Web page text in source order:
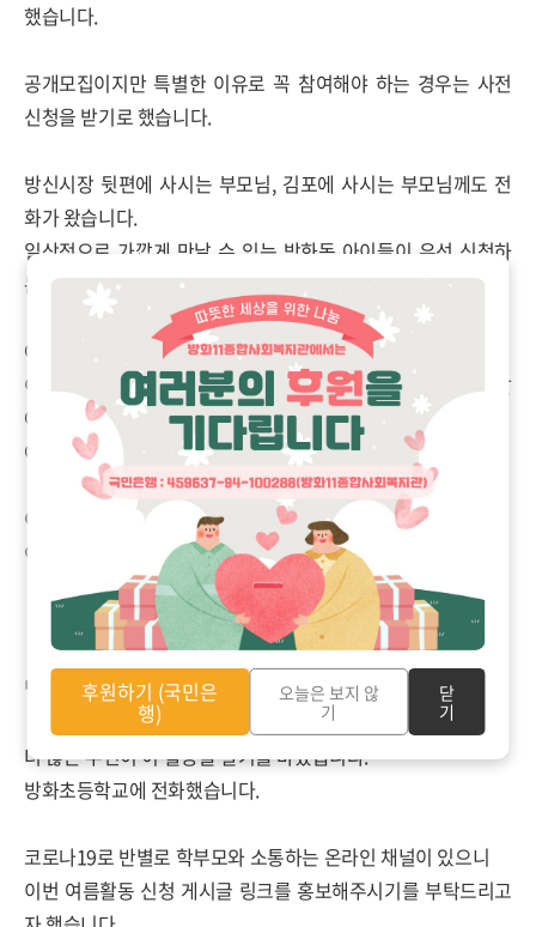
했습니다.
공개모집이지만 특별한 이유로 꼭 참여해야 하는 경우는 사전
신청을 받기로 했습니다.
방신시장 뒷편에 사시는 부모님, 김포에 사시는 부모님께도 전
화가 왔습니다.
일상적으로 가깝게 만날 수 있는 방화동 아이들이 우선 신청하
는 것으로 안내했습니다.
아이들이 주체적으로 어른과 함게 의논하며 진행하는
이 단기사회사업 활동이얼마나 의미있는지, 좋은 활동인지 알
아주시는
여러 부모님의 이야기를 들었습니다.
이 일이 얼마나 의미 있는지 주민에게 들으니 더욱 힘이 납니다.
이 활동을 잘 이루고 싶습니다.
방화초등학교 홍보하기
더 많은 주민이 이 활동을 알기를 바랐습니다.
방화초등학교에 전화했습니다.
코로나19로 반별로 학부모와 소통하는 온라인 채널이 있으니
이번 여름활동 신청 게시글 링크를 홍보해주시기를 부탁드리고
후원하기 (국민은
행)
오늘은 보지 않
기
닫
기